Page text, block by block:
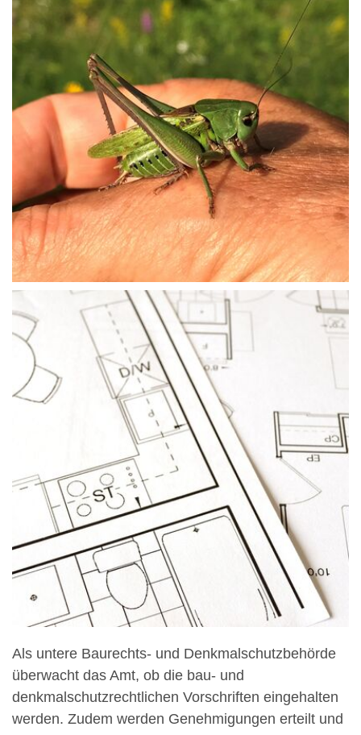
Als untere Baurechts- und Denkmalschutzbehörde
überwacht das Amt, ob die bau- und
denkmalschutzrechtlichen Vorschriften eingehalten
werden. Zudem werden Genehmigungen erteilt und